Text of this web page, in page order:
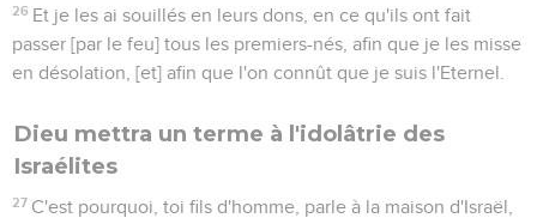
26 Et je les ai souillés en leurs dons, en ce qu'ils ont fait
passer [par le feu] tous les premiers-nés, afin que je les misse
en désolation, [et] afin que l'on connût que je suis l'Eternel.
Dieu mettra un terme à l'idolâtrie des
Israélites
27 C'est pourquoi, toi fils d'homme, parle à la maison d'Israël,